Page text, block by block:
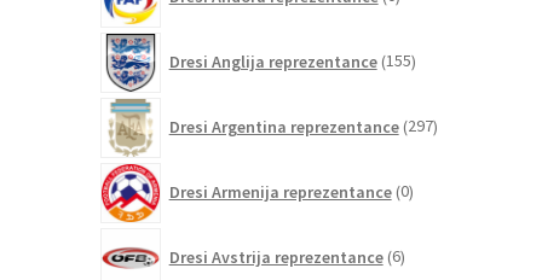
izdelkov
Dresi Anglija reprezentance 155izdelkov
Dresi Argentina reprezentance 297izdelkov
Dresi Armenija reprezentance 0izdelkov
Dresi Avstrija reprezentance 6izdelkov